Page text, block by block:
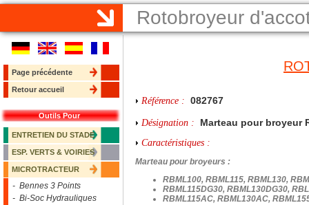
Rotobroyeur
Page précédente
Retour accueil
Outils Pour
ENTRETIEN DU STADE
ESP. VERTS & VOIRIES
MICROTRACTEUR
- Bennes 3 Points
- Bi-Soc Hydrauliques
Référence : 082767
Désignation : Marteau pour broyeur
Caractéristiques :
Marteau pour broyeurs :
RBML100, RBML115, RBML130,
RBML115DG30, RBML130DG30,
RBML115AC, RBML130AC,